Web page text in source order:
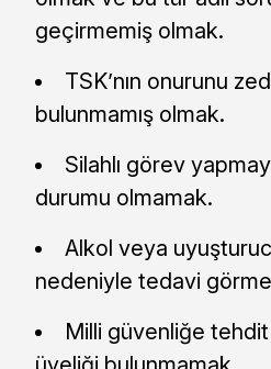
geçirmemiş olmak.
TSK’nın onurunu
bulunmamış olmak.
Silahlı görev
durumu olmamak.
Alkol veya
nedeniyle tedavi
Milli güvenliğe